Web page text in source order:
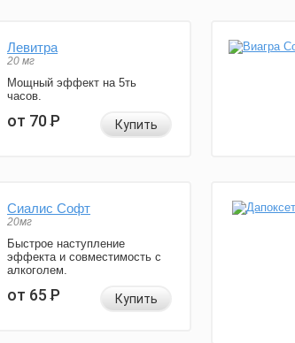
Левитра
20 мг
Мощный эффект на 5ть
часов.
от 70Р Купить
Сиалис Софт
20мг
Быстрое наступление
эффекта и совместимость с
алкоголем.
от 65Р Купить